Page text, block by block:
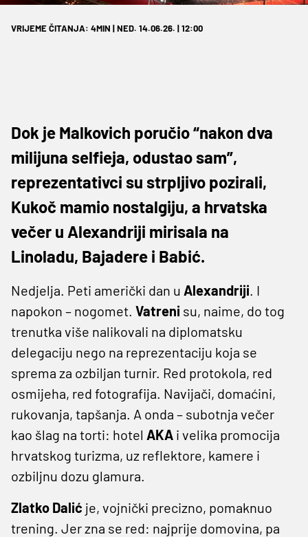
VRIJEME ČITANJA: 4MIN | NED. 14.06.26. | 12:00
Dok je Malkovich poručio “nakon dva
milijuna selfieja, odustao sam”,
reprezentativci su strpljivo pozirali,
Kukoč mamio nostalgiju, a hrvatska
večer u Alexandriji mirisala na
Linoladu, Bajadere i Babić.
Nedjelja. Peti američki dan u Alexandriji. I
napokon – nogomet. Vatreni su, naime, do tog
trenutka više nalikovali na diplomatsku
delegaciju nego na reprezentaciju koja se
sprema za ozbiljan turnir. Red protokola, red
osmijeha, red fotografija. Navijači, domaćini,
rukovanja, tapšanja. A onda – subotnja večer
kao šlag na torti: hotel AKA i velika promocija
hrvatskog turizma, uz reflektore, kamere i
ozbiljnu dozu glamura.
Zlatko Dalić je, vojnički precizno, pomaknuo
trening. Jer zna se red: najprije domovina, pa